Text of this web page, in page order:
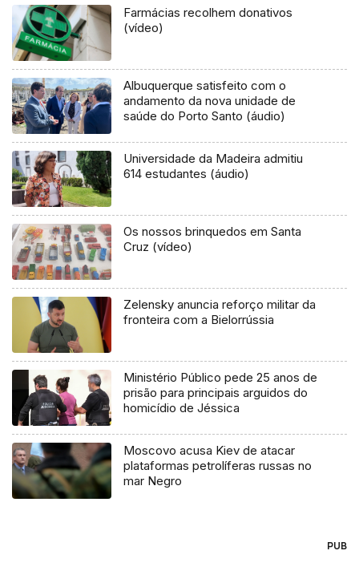
Farmácias recolhem donativos
(vídeo)
Albuquerque satisfeito com o
andamento da nova unidade de
saúde do Porto Santo (áudio)
Universidade da Madeira admitiu
614 estudantes (áudio)
Os nossos brinquedos em Santa
Cruz (vídeo)
Zelensky anuncia reforço militar da
fronteira com a Bielorrússia
Ministério Público pede 25 anos de
prisão para principais arguidos do
homicídio de Jéssica
Moscovo acusa Kiev de atacar
plataformas petrolíferas russas no
mar Negro
PUB